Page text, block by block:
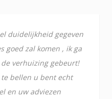
duidelijkheid gegeven
goed zal komen , ik ga
verhuizing gebeurt!
bellen u bent echt
en uw adviezen